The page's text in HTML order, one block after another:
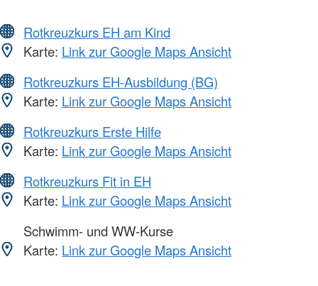
Rotkreuzkurs EH am Kind
Karte: Link zur Google Maps Ansicht
Rotkreuzkurs EH-Ausbildung (BG)
Karte: Link zur Google Maps Ansicht
Rotkreuzkurs Erste Hilfe
Karte: Link zur Google Maps Ansicht
Rotkreuzkurs Fit in EH
Karte: Link zur Google Maps Ansicht
Schwimm- und WW-Kurse
Karte: Link zur Google Maps Ansicht